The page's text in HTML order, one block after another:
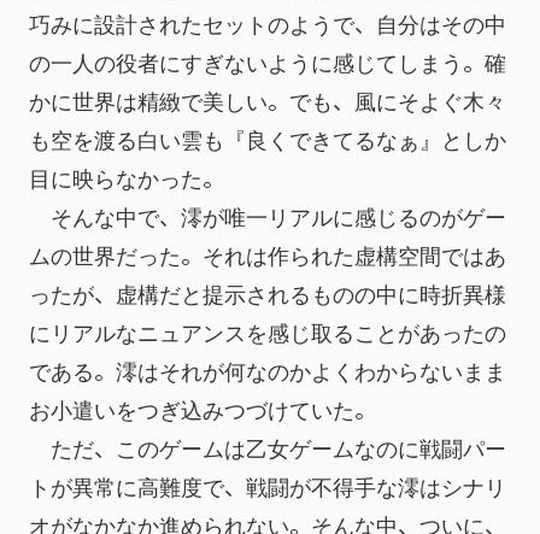
巧みに設計されたセットのようで、自分はその中
の一人の役者にすぎないように感じてしまう。確
かに世界は精緻で美しい。でも、風にそよぐ木々
も空を渡る白い雲も『良くできてるなぁ』としか
目に映らなかった。
そんな中で、澪が唯一リアルに感じるのがゲー
ムの世界だった。それは作られた虚構空間ではあ
ったが、虚構だと提示されるものの中に時折異様
にリアルなニュアンスを感じ取ることがあったの
である。澪はそれが何なのかよくわからないまま
お小遣いをつぎ込みつづけていた。
ただ、このゲームは乙女ゲームなのに戦闘パー
トが異常に高難度で、戦闘が不得手な澪はシナリ
オがなかなか進められない。そんな中、ついに、